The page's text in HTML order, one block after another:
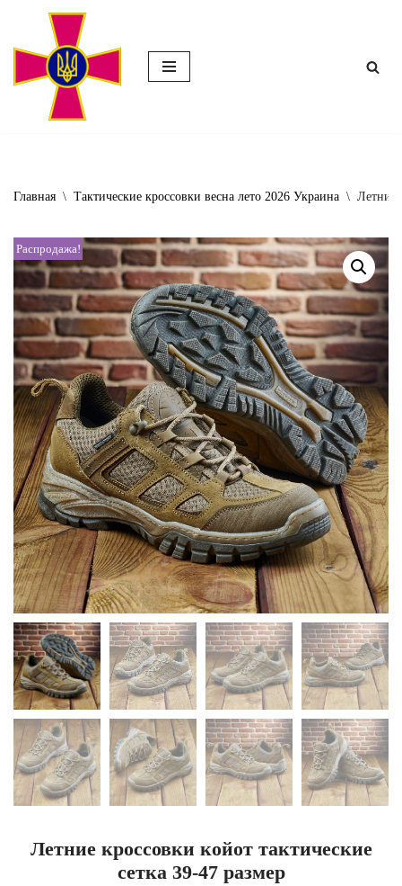
Перейти
содержимому
Главная \ Тактические кроссовки весна лето 2026 Украина \ Летние
Распродажа!
Летние кроссовки койот тактические
сетка 39-47 размер